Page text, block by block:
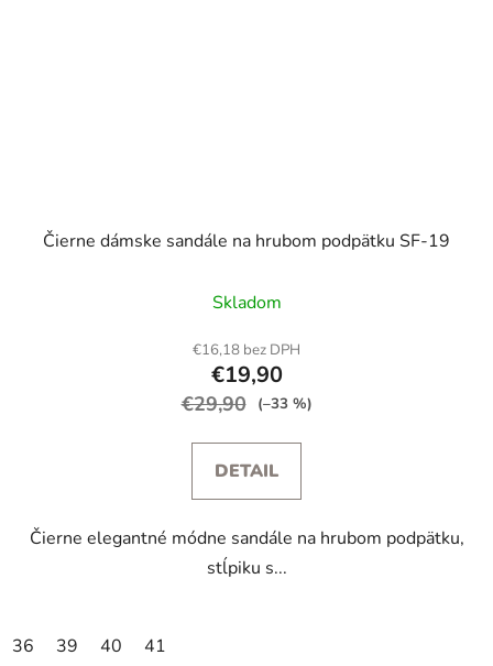
Čierne dámske sandále na hrubom podpätku SF-19
Skladom
€16,18 bez DPH
€19,90
€29,90 (–33 %)
DETAIL
Čierne elegantné módne sandále na hrubom podpätku,
stĺpiku s...
36 39 40 41